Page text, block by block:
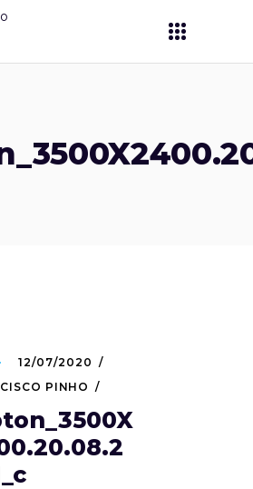
12/07/2020
PINHO